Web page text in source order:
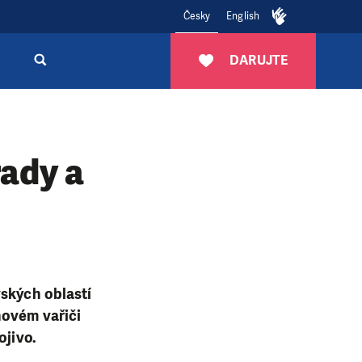
Česky English
DARUJTE
a
oblastí
vařiči